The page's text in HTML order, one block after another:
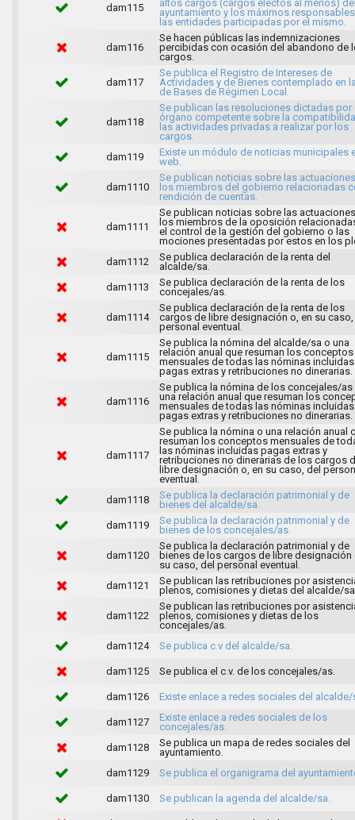
dam115
altos cargos (cargos electos al menos)
ayuntamiento y los máximos
las entidades participadas por el mismo.
dam116
Se hacen públicas las indemnizaciones
percibidas con ocasión del abandono de
cargos.
dam117
Se publica el Registro de Intereses de
Actividades y de Bienes contemplado en
de Bases de Régimen Local.
dam118
Se publican las resoluciones dictadas por
órgano competente sobre la
las actividades privadas a realizar por los
cargos.
dam119
Existe un módulo de noticias municipales
web.
dam1110
Se publican noticias sobre las
los miembros del gobierno relacionadas
rendición de cuentas.
dam1111
Se publican noticias sobre las
los miembros de la oposición
el control de la gestión del gobierno o las
mociones presentadas por estos en los
dam1112
Se publica declaración de la renta del
alcalde/sa.
dam1113
Se publica declaración de la renta de los
concejales/as.
dam1114
Se publica declaración de la renta de los
cargos de libre designación o, en su
personal eventual.
dam1115
Se publica la nómina del alcalde/sa o una
relación anual que resuman los conceptos
mensuales de todas las nóminas incluidas
pagas extras y retribuciones no dinerarias.
dam1116
Se publica la nómina de los concejales/as
una relación anual que resuman los
mensuales de todas las nóminas incluidas
pagas extras y retribuciones no dinerarias.
dam1117
Se publica la nómina o una relación anual
resuman los conceptos mensuales de
las nóminas incluidas pagas extras y
retribuciones no dinerarias de los cargos
libre designación o, en su caso, del
eventual.
dam1118
Se publica la declaración patrimonial y de
bienes del alcalde/sa.
dam1119
Se publica la declaración patrimonial y de
bienes de los concejales/as.
dam1120
Se publica la declaración patrimonial y de
bienes de los cargos de libre designación
su caso, del personal eventual.
dam1121
Se publican las retribuciones por
plenos, comisiones y dietas del alcalde/
dam1122
Se publican las retribuciones por
plenos, comisiones y dietas de los
concejales/as.
dam1124
Se publica c.v del alcalde/sa.
dam1125 Se publica el c.v. de los concejales/as.
dam1126 Existe enlace a redes sociales del alcalde/
dam1127
Existe enlace a redes sociales de los
concejales/as.
dam1128
Se publica un mapa de redes sociales del
ayuntamiento.
dam1129
Se publica el organigrama del
dam1130 Se publican la agenda del alcalde/sa.